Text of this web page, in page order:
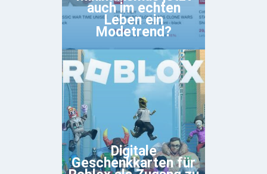
auch im echten
Leben ein
Modetrend?
Digitale
Geschenkkarten für